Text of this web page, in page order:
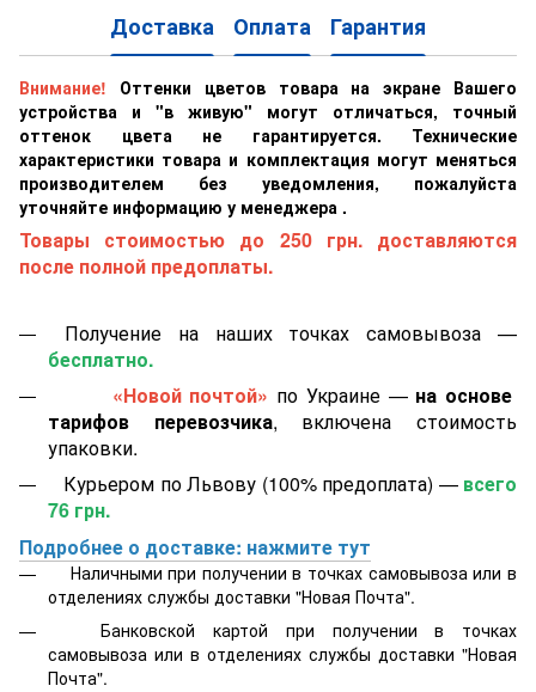
Доставка Оплата Гарантия
Внимание!
Оттенки цветов товара на экране Вашего
устройства и "в живую" могут отличаться, точный
оттенок цвета не гарантируется. Технические
характеристики товара и комплектация могут меняться
производителем без уведомления, пожалуйста
уточняйте информацию у менеджера .
Товары стоимостью до 250 грн. доставляются
после полной предоплаты.
Получение на наших точках самовывоза —
бесплатно.
«Новой почтой» по Украине — на основе
тарифов перевозчика, включена стоимость
упаковки.
Курьером по Львову (100% предоплата) — всего
76 грн.
Подробнее о доставке: нажмите тут
Наличными при получении в точках самовывоза или в
отделениях службы доставки "Новая Почта".
Банковской картой при получении в точках
самовывоза или в отделениях службы доставки "Новая
Почта".